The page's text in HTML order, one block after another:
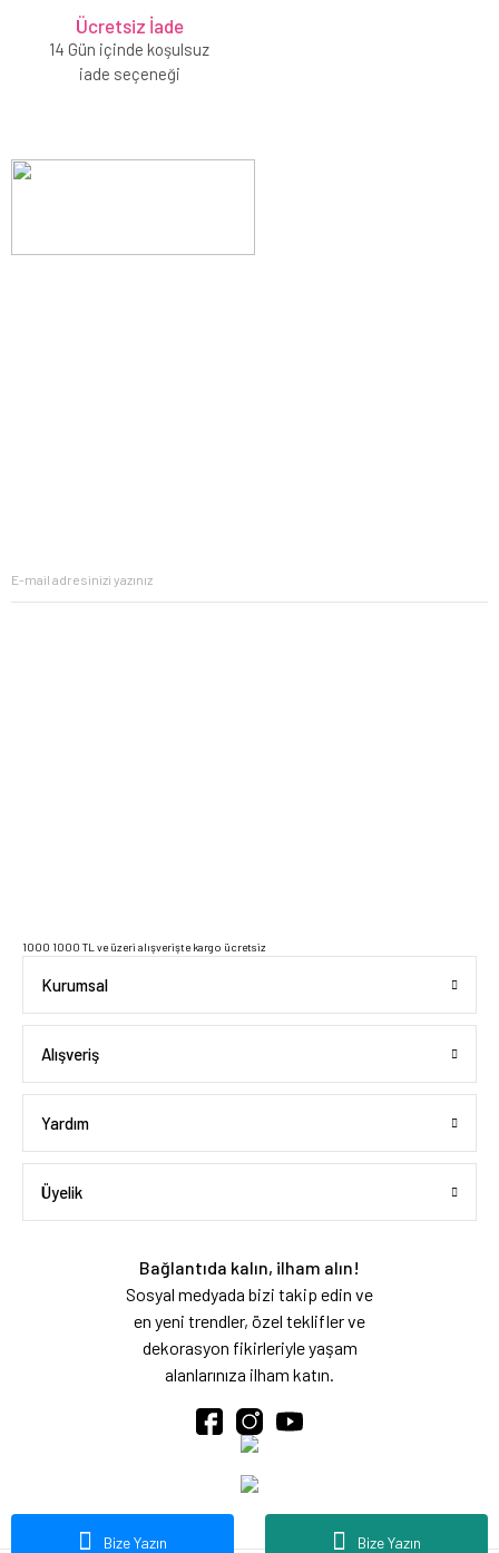
Bize Yazın
Bize Yazın
Ücretsiz İade
14 Gün içinde koşulsuz
iade seçeneği
1000 1000 TL ve üzeri alışverişte kargo ücretsiz
Kurumsal
Alışveriş
Yardım
Üyelik
Bağlantıda kalın, ilham alın!
Sosyal medyada bizi takip edin ve
en yeni trendler, özel teklifler ve
dekorasyon fikirleriyle yaşam
alanlarınıza ilham katın.